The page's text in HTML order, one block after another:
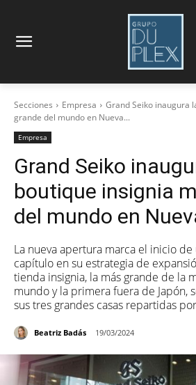
Secciones Empresa
Grand Seiko inaugura
grande del mundo en Nueva...
Empresa
Grand Seiko
boutique insignia
del mundo en
La nueva apertura marca el inicio
capítulo en su estrategia de
tienda insignia, la más grande de la
mundo y la primera fuera de Japón,
sus tres grandes casas repartidas
Beatriz Badás 19/03/2024